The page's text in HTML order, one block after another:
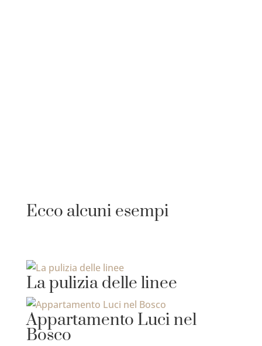
Ecco alcuni esempi
La pulizia delle linee
Appartamento Luci nel
Bosco